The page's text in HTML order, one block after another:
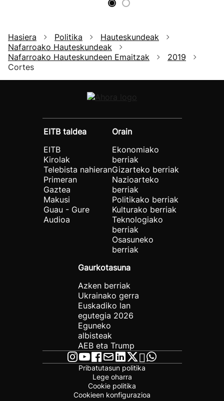
Hasiera Politika
Hauteskundeak
Nafarroako Hauteskundeak
Nafarroako Hauteskundeen Emaitzak
2019
Cortes
EITB taldea
EITB
Kirolak
Telebista nahieran
Primeran
Gaztea
Makusi
Guau - Gure
Audioa
Orain
Ekonomiako
berriak
Gizarteko berriak
Nazioarteko
berriak
Politikako berriak
Kulturako berriak
Teknologiako
berriak
Osasuneko
berriak
Gaurkotasuna
Azken berriak
Ukrainako gerra
Euskadiko lan
egutegia 2026
Eguneko
albisteak
AEB eta Trump
Pribatutasun politika
Lege oharra
Cookie politika
Cookieen konfigurazioa